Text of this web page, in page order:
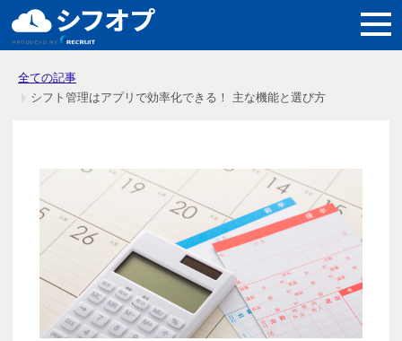
導入メリット
よくある質問
全ての記事
シフト管理はアプリで効率化できる！ 主な機能と選び方